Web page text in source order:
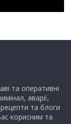
та оперативні
аварії,
та блоги
корисним та